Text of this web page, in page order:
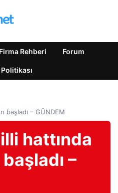
Firma Rehberi Forum
başladı – GÜNDEM
hattında
–